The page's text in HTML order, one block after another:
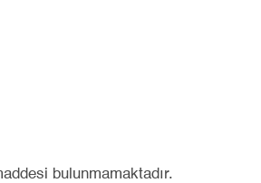
bulunmamaktadır.